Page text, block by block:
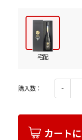
宅配
購入数：
カート